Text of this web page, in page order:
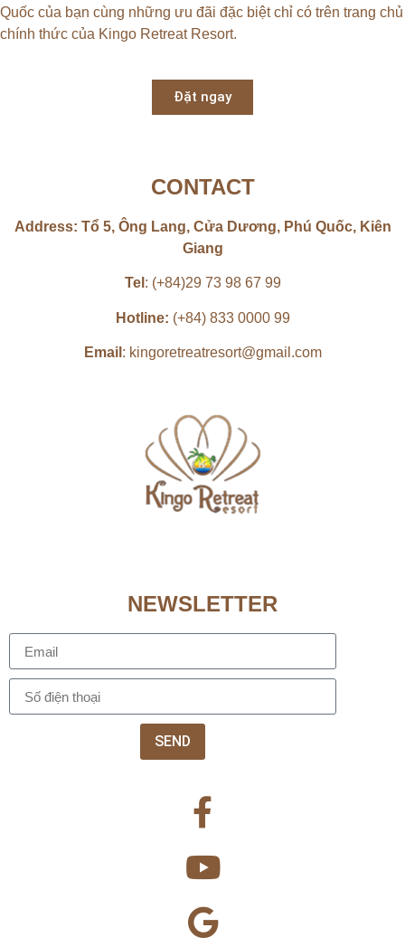
Quốc của bạn cùng những ưu đãi đặc biệt chỉ có trên trang chủ
chính thức của Kingo Retreat Resort.
Đặt ngay
CONTACT
Address: Tổ 5, Ông Lang, Cửa Dương, Phú Quốc, Kiên
Giang
Tel : (+84)29 73 98 67 99
Hotline: (+84) 833 0000 99
Email : kingoretreatresort@gmail.com
NEWSLETTER
SEND